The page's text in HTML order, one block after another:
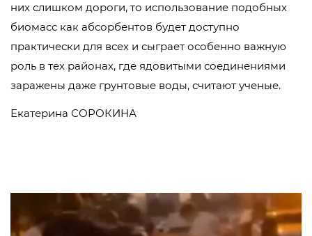
них слишком дороги, то использование подобных
биомасс как абсорбентов будет доступно
практически для всех и сыграет особенно важную
роль в тех районах, где ядовитыми соединениями
заражены даже грунтовые воды, считают ученые.
Екатерина СОРОКИНА